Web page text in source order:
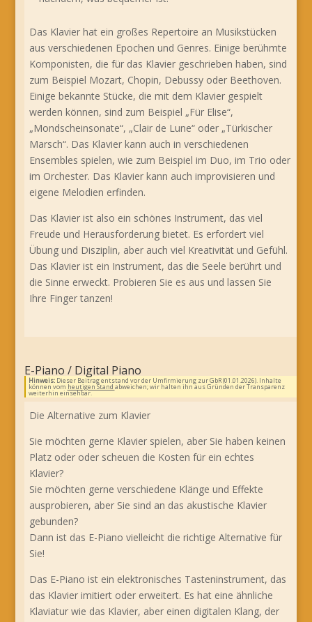
Das Klavier hat ein großes Repertoire an Musikstücken
aus verschiedenen Epochen und Genres. Einige berühmte
Komponisten, die für das Klavier geschrieben haben, sind
zum Beispiel Mozart, Chopin, Debussy oder Beethoven.
Einige bekannte Stücke, die mit dem Klavier gespielt
werden können, sind zum Beispiel „Für Elise“,
„Mondscheinsonate“, „Clair de Lune“ oder „Türkischer
Marsch“. Das Klavier kann auch in verschiedenen
Ensembles spielen, wie zum Beispiel im Duo, im Trio oder
im Orchester. Das Klavier kann auch improvisieren und
eigene Melodien erfinden.
Das Klavier ist also ein schönes Instrument, das viel
Freude und Herausforderung bietet. Es erfordert viel
Übung und Disziplin, aber auch viel Kreativität und Gefühl.
Das Klavier ist ein Instrument, das die Seele berührt und
die Sinne erweckt. Probieren Sie es aus und lassen Sie
Ihre Finger tanzen!
E-Piano / Digital Piano
Hinweis:Dieser Beitrag entstand vor der Umfirmierung zur GbR (01.01.2026). Inhalte
können vom heutigen Stand abweichen; wir halten ihn aus Gründen der Transparenz
weiterhin einsehbar.
Die Alternative zum Klavier
Sie möchten gerne Klavier spielen, aber Sie haben keinen
Platz oder oder scheuen die Kosten für ein echtes
Klavier?
Sie möchten gerne verschiedene Klänge und Effekte
ausprobieren, aber Sie sind an das akustische Klavier
gebunden?
Dann ist das E-Piano vielleicht die richtige Alternative für
Sie!
Das E-Piano ist ein elektronisches Tasteninstrument, das
das Klavier imitiert oder erweitert. Es hat eine ähnliche
Klaviatur wie das Klavier, aber einen digitalen Klang, der